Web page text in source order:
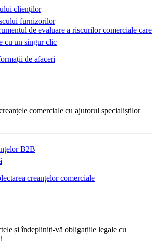
clienților
furnizorilor
de evaluare a riscurilor comerciale care
cu un singur clic
de afaceri
comerciale cu ajutorul specialiștilor
B2B
creanțelor comerciale
și îndepliniți-vă obligațiile legale cu